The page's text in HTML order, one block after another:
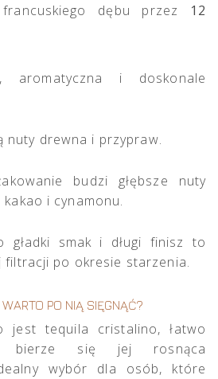
dębu przez
12
aromatyczna i doskonale
nuty drewna i przypraw.
budzi głębsze nuty
i cynamonu.
gładki smak i długi finisz to
filtracji po okresie starzenia.
PO NIĄ SIĘGNĄĆ?
jest tequila cristalino, łatwo
bierze się jej rosnąca
wybór dla osób, które